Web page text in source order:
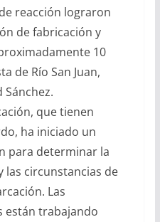
reacción lograron
de fabricación y
10
de Río San Juan,
que tienen
ha iniciado un
para determinar la
las circunstancias de
Las
están trabajando